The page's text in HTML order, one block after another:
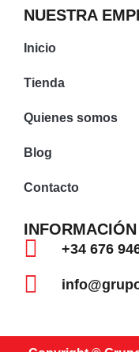
NUESTRA
Inicio
Tienda
Quienes somos
Blog
Contacto
+34 676